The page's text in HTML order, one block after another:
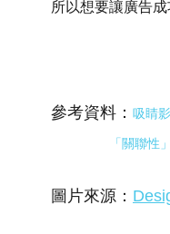
所以想要讓廣告
參考資料： 吸睛
「關聯性
圖片來源：